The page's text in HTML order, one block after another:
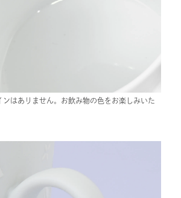
ンはありません。お飲み物の色をお楽しみいた